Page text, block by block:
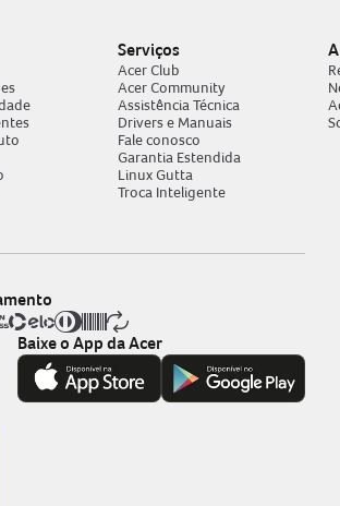
Serviços
Acer Club
Acer Community
Assistência Técnica
Drivers e Manuais
Fale conosco
Garantia Estendida
Linux Gutta
Troca Inteligente
Baixe o App da Acer